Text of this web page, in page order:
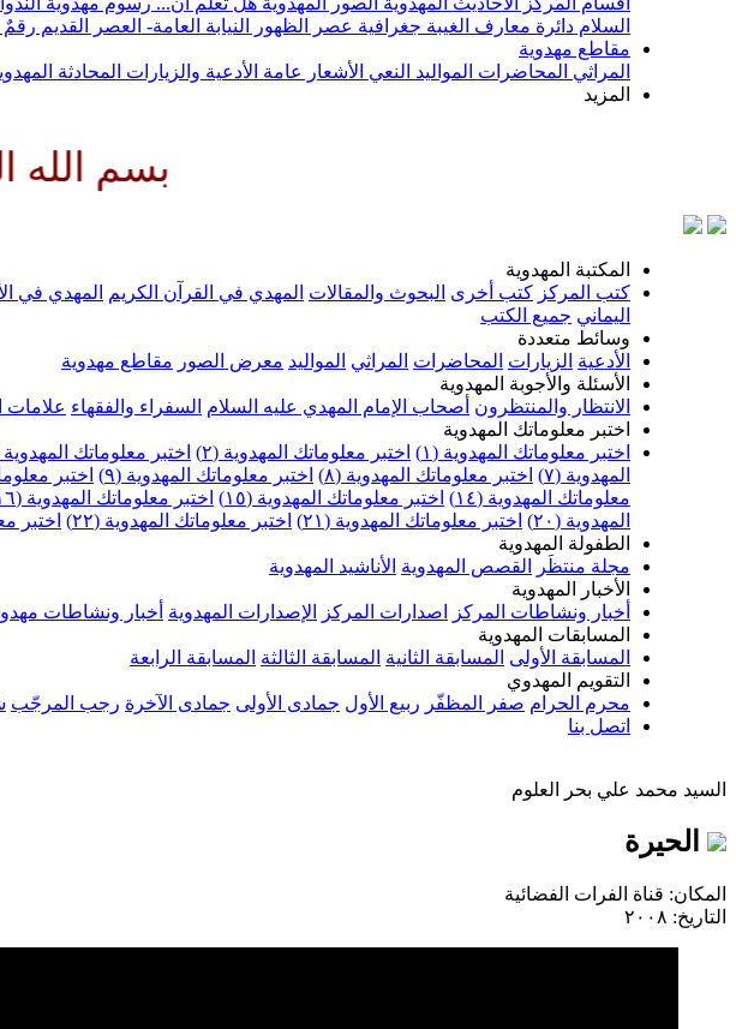
السلام دائرة معارف الغيبة جغرافية عصر الظهور النيابة العامة- العصر القديم رقمٌ
مقاطع مهدوية
المراثي المحاضرات المواليد النعي الأشعار عامة الأدعية والزيارات المحادثة
المزيد
بسم الله الرحمن
المكتبة المهدوية
كتب المركز كتب أخرى البحوث والمقالات المهدي في القرآن الكريم المهدي في
اليماني جميع الكتب
وسائط متعددة
الأدعية الزيارات المحاضرات المراثي المواليد معرض الصور مقاطع مهدوية
الأسئلة والأجوبة المهدوية
الانتظار والمنتظرون أصحاب الإمام المهدي عليه السلام السفراء والفقهاء علامات
اختبر معلوماتك المهدوية
اختبر معلوماتك المهدوية (١)
اختبر معلوماتك المهدوية (٢) اختبر معلوماتك المهدوية
المهدوية (٧)
اختبر معلوماتك المهدوية (٨) اختبر معلوماتك المهدوية (٩) اختبر
معلوماتك المهدوية (١٤)
اختبر معلوماتك المهدوية (١٥) اختبر معلوماتك المهدوية (١٦)
المهدوية (٢٠)
اختبر معلوماتك المهدوية (٢١) اختبر معلوماتك المهدوية (٢٢) اختبر
الطفولة المهدوية
مجلة منتظَر
القصص المهدوية الأناشيد المهدوية
الأخبار المهدوية
أخبار ونشاطات المركز
اصدارات المركز الإصدارات المهدوية أخبار ونشاطات
المسابقات المهدوية
المسابقة الأولى المسابقة الثانية المسابقة الثالثة المسابقة الرابعة
التقويم المهدوي
محرم الحرام صفر المظفّر ربيع الأول جمادى الأولى جمادى الآخرة رجب المرجّب
اتصل بنا
السيد محمد علي بحر العلوم
الحيرة
المكان: قناة الفرات الفضائية
التاريخ: ٢٠٠٨